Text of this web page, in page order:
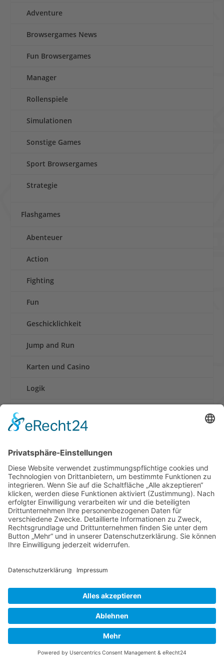
Adventure
Browsergames News
Fun Browsergames
Manager
Rollenspiele
Simulationen
Sonstige Games
Sport Browsergames
Strategie
Flashgames
Abenteuer
Action
Fighting
Fun
Geschicklichkeit
Jump and Run
Karten und Casino
Logik
Retro und Klassiker
Shooter
Sonstige Spiele
Sport
News
Onlinespiele
Cookie-Einstellungen
Kontakt
www.online-spiele-blog.de
vorbehalten